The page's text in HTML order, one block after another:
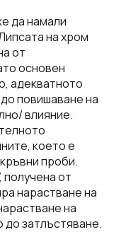
да намали
на хром
от
основен
адекватното
повишаване на
влияние.
което е
проби.
получена от
нарастване на
на
до затлъстяване.